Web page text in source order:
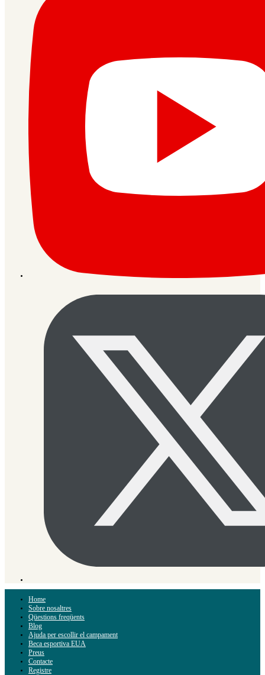
Home
Sobre nosaltres
Qüestions freqüents
Blog
Ajuda per escollir el campament
Beca esportiva EUA
Preus
Contacte
Registre